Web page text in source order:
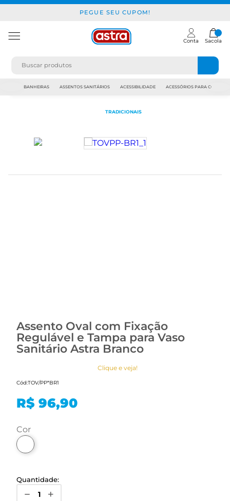
PEGUE SEU CUPOM!
Conta Sacola
BANHEIRAS ASSENTOS SANITÁRIOS ACESSIBILIDADE ACESSÓRIOS PARA
TRADICIONAIS
Assento Oval com Fixação
Regulável e Tampa para Vaso
Sanitário Astra Branco
Clique e veja!
Cód:TOV/PP*BR1
R$ 96,90
cor
Quantidade: